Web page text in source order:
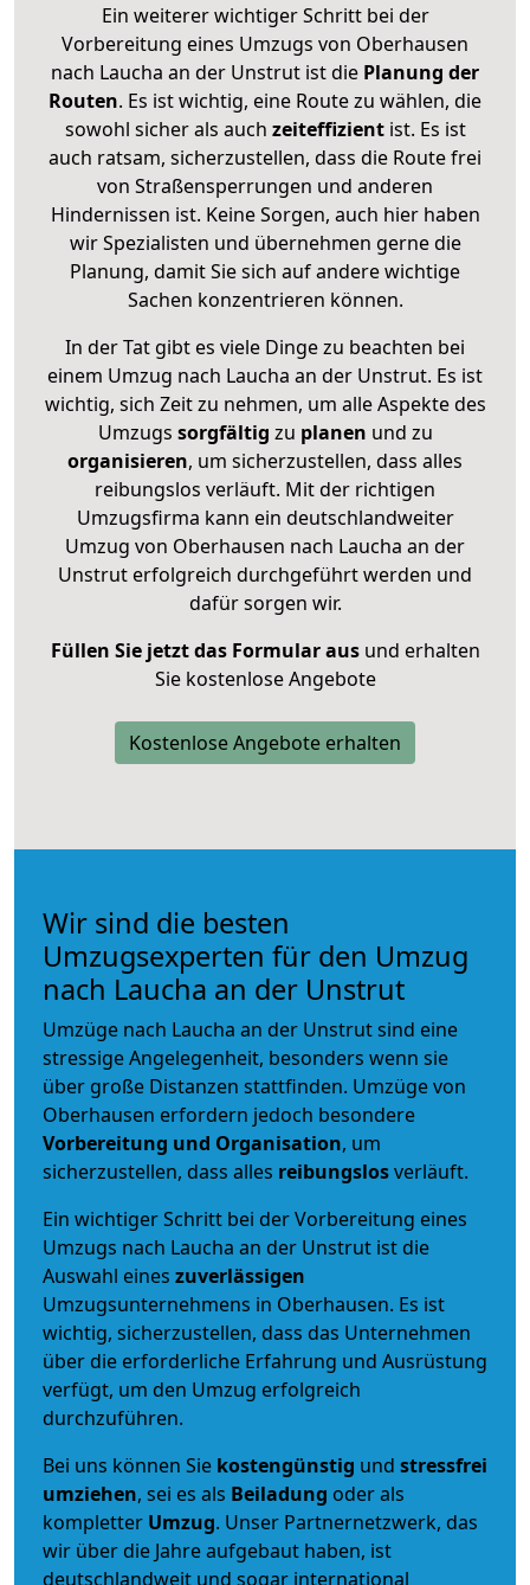
Ein weiterer wichtiger Schritt bei der
Vorbereitung eines Umzugs von Oberhausen
nach Laucha an der Unstrut ist die Planung der
Routen. Es ist wichtig, eine Route zu wählen, die
sowohl sicher als auch zeiteffizientist. Es ist
auch ratsam, sicherzustellen, dass die Route frei
von Straßensperrungen und anderen
Hindernissen ist. Keine Sorgen, auch hier haben
wir Spezialisten und übernehmen gerne die
Planung, damit Sie sich auf andere wichtige
Sachen konzentrieren können.
In der Tat gibt es viele Dinge zu beachten bei
einem Umzug nach Laucha an der Unstrut. Es ist
wichtig, sich Zeit zu nehmen, um alle Aspekte des
Umzugs sorgfältig zu planen und zu
organisieren, um sicherzustellen, dass alles
reibungslos verläuft. Mit der richtigen
Umzugsfirma kann ein deutschlandweiter
Umzug von Oberhausen nach Laucha an der
Unstrut erfolgreich durchgeführt werden und
dafür sorgen wir.
Füllen Sie jetzt das Formular ausund erhalten
Sie kostenlose Angebote
Kostenlose Angebote erhalten
Wir sind die besten
Umzugsexperten für den Umzug
nach Laucha an der Unstrut
Umzüge nach Laucha an der Unstrut sind eine
stressige Angelegenheit, besonders wenn sie
über große Distanzen stattfinden. Umzüge von
Oberhausen erfordern jedoch besondere
Vorbereitung und Organisation, um
sicherzustellen, dass alles reibungslosverläuft.
Ein wichtiger Schritt bei der Vorbereitung eines
Umzugs nach Laucha an der Unstrut ist die
Auswahl eines zuverlässigen
Umzugsunternehmens in Oberhausen. Es ist
wichtig, sicherzustellen, dass das Unternehmen
über die erforderliche Erfahrung und Ausrüstung
verfügt, um den Umzug erfolgreich
durchzuführen.
Bei uns können Sie kostengünstig und stressfrei
umziehen, sei es als Beiladung oder als
kompletter Umzug. Unser Partnernetzwerk, das
wir über die Jahre aufgebaut haben, ist
deutschlandweit und sogar international